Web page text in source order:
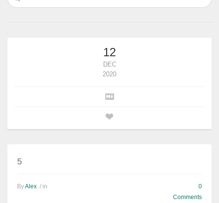
12
DEC
2020
5
ByAlex / in
0
Comments